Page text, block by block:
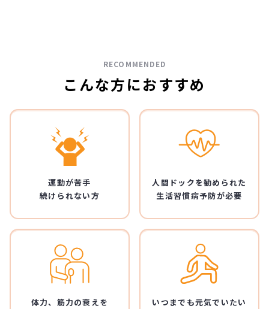
RECOMMENDED
こんな方におすすめ
運動が苦手
続けられない方
人間ドックを勧められた
生活習慣病予防が必要
体力、筋力の衰えを
いつまでも元気でいたい